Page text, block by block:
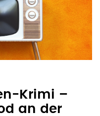
Krimi –
an der